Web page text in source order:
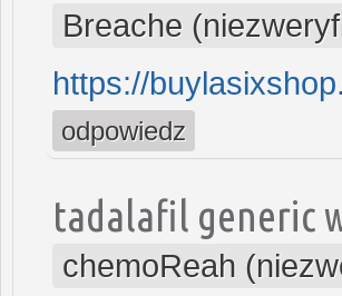
Breache
https://
odpowiedz
tadalafil generic
chemoReah